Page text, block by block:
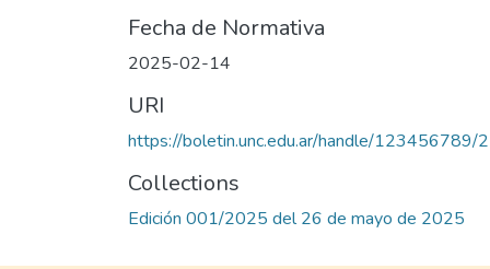
Fecha de Normativa
2025-02-14
URI
https://boletin.unc.edu.ar/handle/123456789/
Collections
Edición 001/2025 del 26 de mayo de 2025